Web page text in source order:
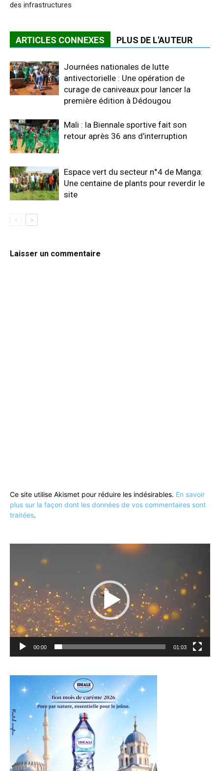
des infrastructures
ARTICLES CONNEXES PLUS DE L'AUTEUR
Journées nationales de lutte
antivectorielle : Une opération de
curage de caniveaux pour lancer la
première édition à Dédougou
Mali : la Biennale sportive fait son
retour après 36 ans d’interruption
Espace vert du secteur n°4 de Manga:
Une centaine de plants pour reverdir le
site
Laisser un commentaire
Ce site utilise Akismet pour réduire les indésirables. En savoir
plus sur la façon dont les données de vos commentaires sont
traitées.
00:00 01:03